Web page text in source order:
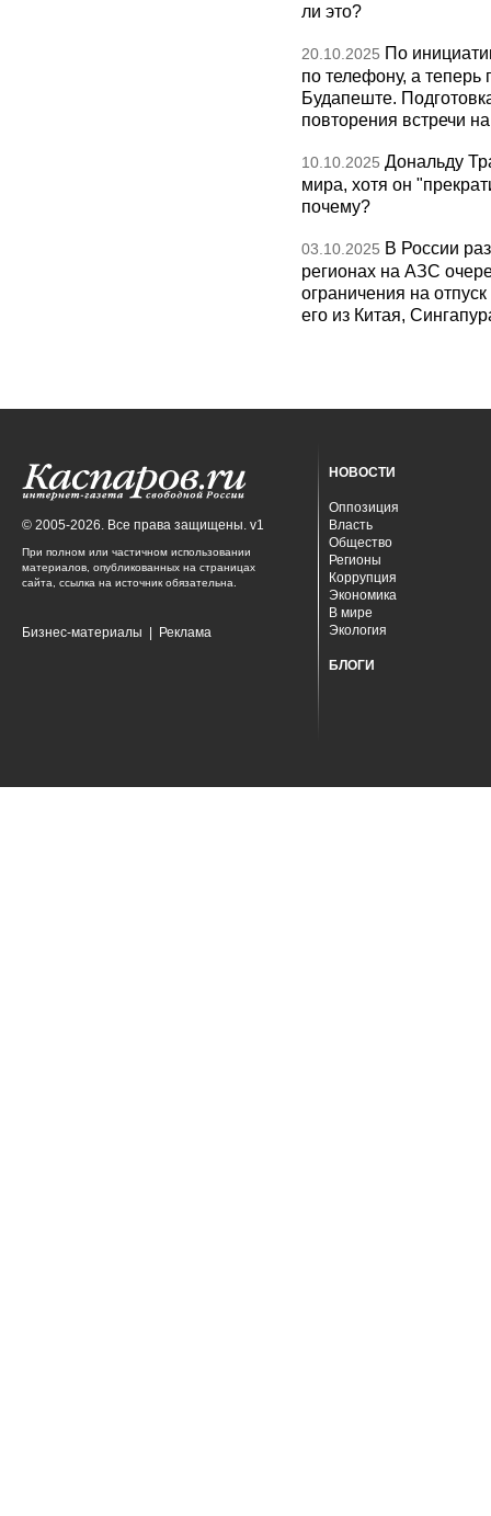
ли это?
20.10.2025 По
по телефону, а теперь
Будапеште.
повторения встречи
10.10.2025 Дональду
мира, хотя он
почему?
03.10.2025 В России
регионах на АЗС
ограничения на
его из Китая,
© 2005-2026. Все права защищены. v1
При полном или частичном использовании
материалов, опубликованных на страницах
сайта, ссылка на источник обязательна.
Бизнес-материалы Реклама
НОВОСТИ
Оппозиция
Власть
Общество
Регионы
Коррупция
Экономика
В мире
Экология
БЛОГИ